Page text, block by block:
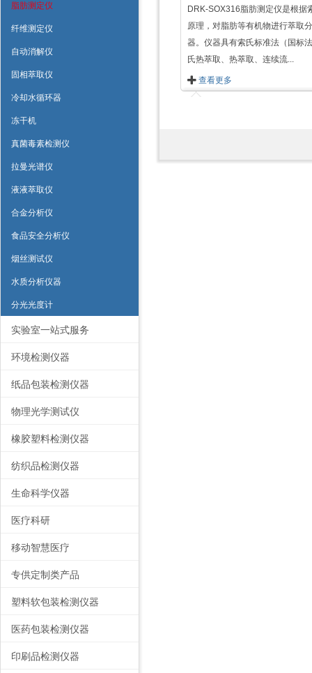
脂肪测定仪
纤维测定仪
自动消解仪
固相萃取仪
冷却水循环器
冻干机
真菌毒素检测仪
拉曼光谱仪
液液萃取仪
合金分析仪
食品安全分析仪
烟丝测试仪
水质分析仪器
分光光度计
实验室一站式服务
环境检测仪器
纸品包装检测仪器
物理光学测试仪
橡胶塑料检测仪器
纺织品检测仪器
生命科学仪器
医疗科研
移动智慧医疗
专供定制类产品
塑料软包装检测仪器
医药包装检测仪器
印刷品检测仪器
DRK-SOX316脂肪测定仪是根据
原理，对脂肪等有机物进行萃取
器。仪器具有索氏标准法（国标
氏热萃取、热萃取、连续流...
查看更多